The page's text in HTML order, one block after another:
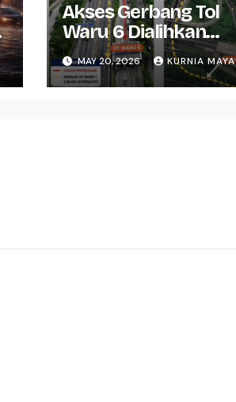
Akses Gerbang Tol
Waru 6 Dialihkan
Imbas Perbaikan
Jalan
MAY 20, 2026 KURNIA MAYA